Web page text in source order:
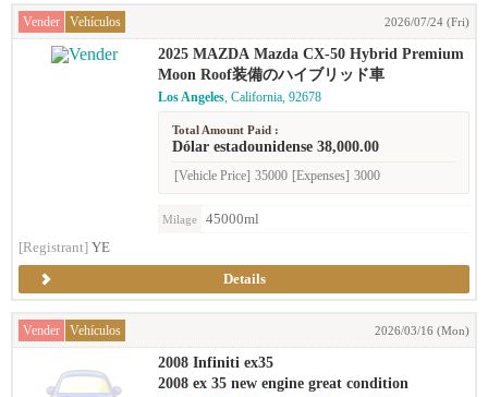
Vender Vehículos 2026/07/24 (Fri)
2025 MAZDA Mazda CX-50 Hybrid Premium
Moon Roof装備のハイブリッド車
Los Angeles, California, 92678
Total Amount Paid :
Dólar estadounidense 38,000.00
[Vehicle Price] 35000 [Expenses] 3000
Milage
45000ml
[Registrant] YE
Details
Vender Vehículos 2026/03/16 (Mon)
2008 Infiniti ex35
2008 ex 35 new engine great condition